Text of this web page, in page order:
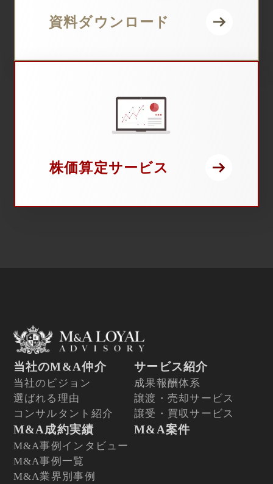
資料ダウンロード
株価算定サービス
当社のM&A仲介
当社のビジョン
選ばれる理由
コンサルタント紹介
サービス紹介
成果報酬体系
譲渡・売却サービス
譲受・買収サービス
M&A成約実績
M&A事例インタビュー
M&A事例一覧
M&A業界別事例
M&A案件